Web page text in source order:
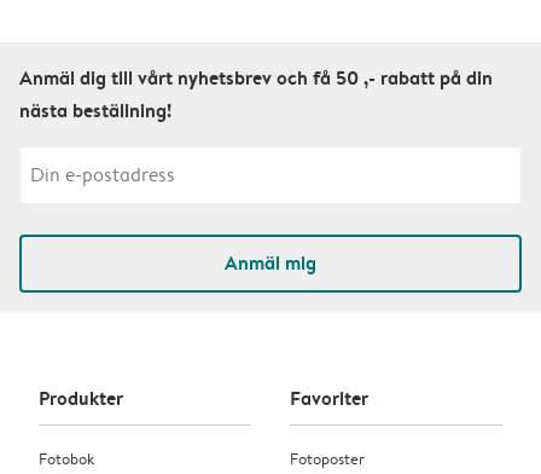
Anmäl dig till vårt nyhetsbrev och få 50 ,- rabatt på din
nästa beställning!
Anmäl mig
Produkter
Fotobok
Favoriter
Fotoposter